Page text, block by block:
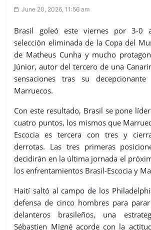
June 20, 2026, 11:56 am
Brasil goleó este viernes por 3-0
selección eliminada de la Copa del
de Matheus Cunha y mucho
Júnior, autor del tercero de una
sensaciones tras su
Marruecos.
Con este resultado, Brasil se pone
cuatro puntos, los mismos que
Escocia es tercera con tres y
derrotas. Las tres primeras
decidirán en la última jornada el
los enfrentamientos Brasil-Escocia y
Haití saltó al campo de los
defensa de cinco hombres para
delanteros brasileños, una
Sébastien Migné acorde con la